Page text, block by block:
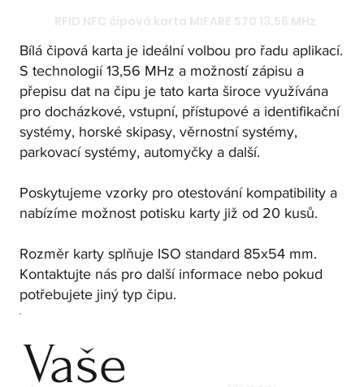
Bílá čipová karta je ideální volbou pro řadu aplikací.
S technologií 13,56 MHz a možností zápisu a
přepisu dat na čipu je tato karta široce využívána
pro docházkové, vstupní, přístupové a identifikační
systémy, horské skipasy, věrnostní systémy,
parkovací systémy, automyčky a další.
Poskytujeme vzorky pro otestování kompatibility a
nabízíme možnost potisku karty již od 20 kusů.
Rozměr karty splňuje ISO standard 85x54 mm.
Kontaktujte nás pro další informace nebo pokud
potřebujete jiný typ čipu.
Vaše